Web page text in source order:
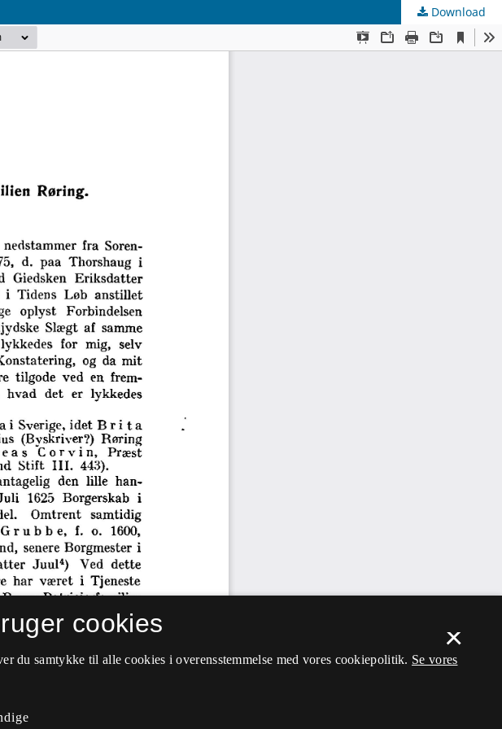
Download
×
cookies
du samtykke til alle cookies i overensstemmelse med vores cookiepolitik. Se vores